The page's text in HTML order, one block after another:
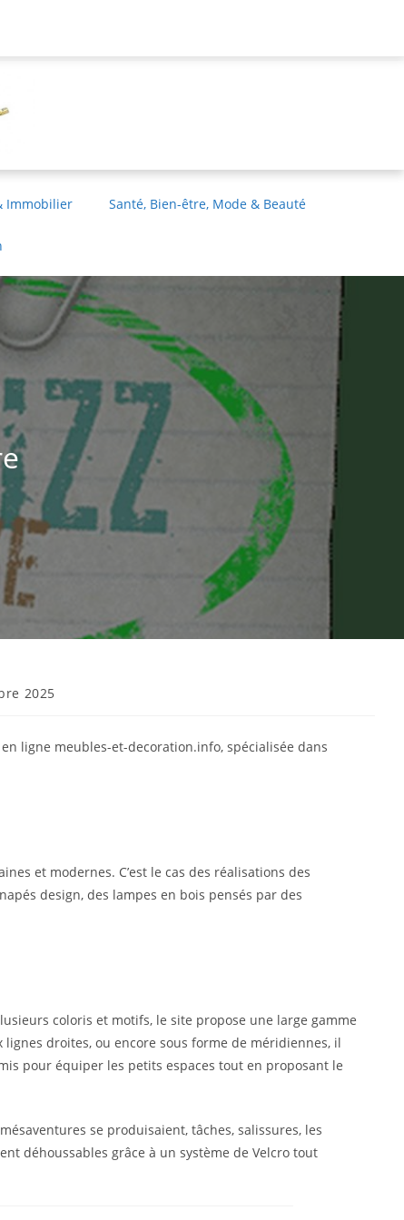
Immobilier Santé, Bien-être, Mode & Beauté
2025
ligne meubles-et-decoration.info, spécialisée dans
et modernes. C’est le cas des réalisations des
design, des lampes en bois pensés par des
coloris et motifs, le site propose une large gamme
droites, ou encore sous forme de méridiennes, il
pour équiper les petits espaces tout en proposant le
se produisaient, tâches, salissures, les
déhoussables grâce à un système de Velcro tout